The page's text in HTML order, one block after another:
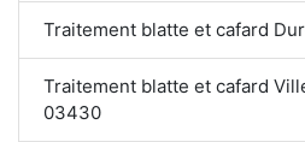
Traitement blatte et cafard
Traitement blatte et cafard
03430